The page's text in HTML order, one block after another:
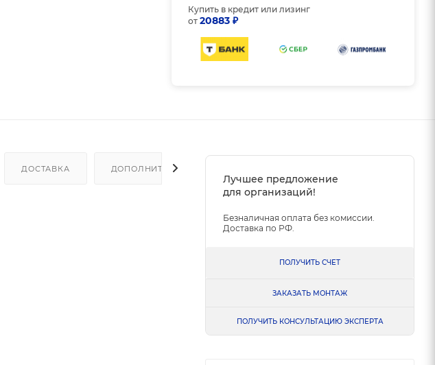
Купить в кредит или лизинг
от20883 ₽
ДОСТАВКА ДОПОЛНИТЕЛЬНО
Лучшее предложение
для организаций!
Безналичная оплата без комиссии.
Доставка по РФ.
ПОЛУЧИТЬ СЧЕТ
ЗАКАЗАТЬ МОНТАЖ
ПОЛУЧИТЬ КОНСУЛЬТАЦИЮ ЭКСПЕРТА